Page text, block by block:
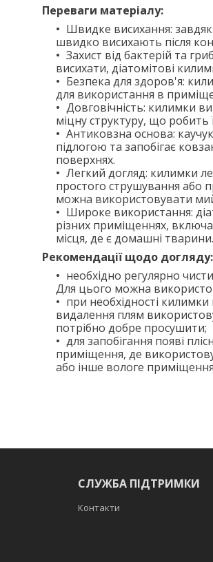
Переваги матеріалу:
Швидке висихання:
швидко висихають після
Захист від бактерій та
висихати, діатомітові
Безпека для здоров'я:
для використання в
Довговічність: килимки
міцну структуру, що робить
Антиковзна основа:
підлогою та запобігає
поверхнях.
Легкий догляд: килимки
простого струшування
можна використовувати
Широке використання:
різних приміщеннях,
місця, де є домашні тварини.
Рекомендації щодо догляду:
необхідно регулярно
Для цього можна
при необхідності
видалення плям
потрібно добре просушити;
для запобігання появі
приміщення, де
або інше вологе
СЛУЖБА ПІДТРИМКИ
Контакти